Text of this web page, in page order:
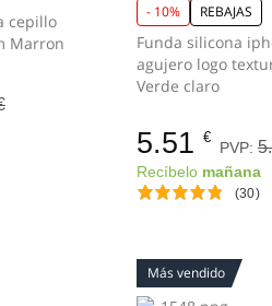
cepillo
Marron
- 10% REBAJAS
Funda silicona
agujero logo
Verde claro
5.51 €
PVP:
Recíbelo mañana
(30)
Más vendido